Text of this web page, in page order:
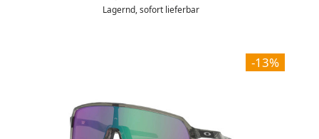
Lagernd, sofort lieferbar
-13%